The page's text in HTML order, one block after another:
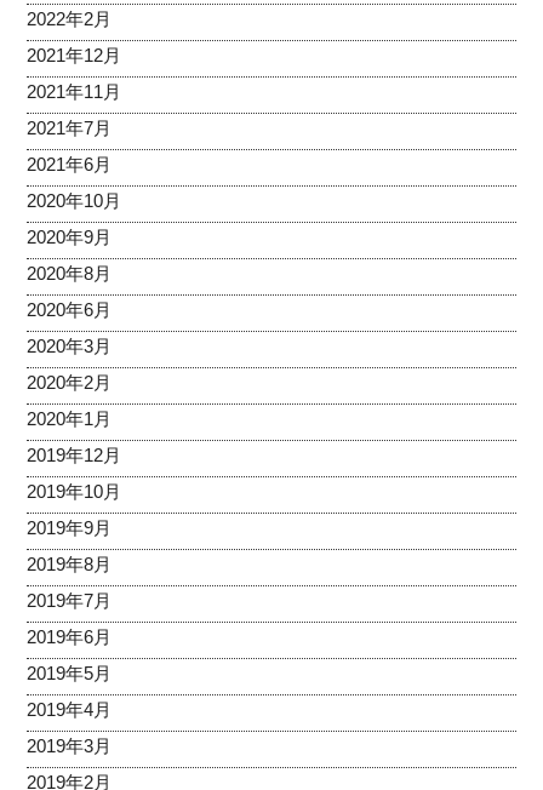
2022年2月
2021年12月
2021年11月
2021年7月
2021年6月
2020年10月
2020年9月
2020年8月
2020年6月
2020年3月
2020年2月
2020年1月
2019年12月
2019年10月
2019年9月
2019年8月
2019年7月
2019年6月
2019年5月
2019年4月
2019年3月
2019年2月